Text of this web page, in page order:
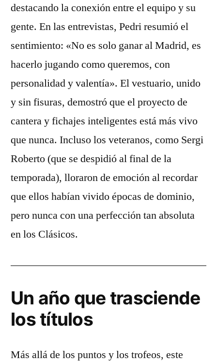
destacando la conexión entre el equipo y su
gente. En las entrevistas, Pedri resumió el
sentimiento: «No es solo ganar al Madrid, es
hacerlo jugando como queremos, con
personalidad y valentía». El vestuario, unido
y sin fisuras, demostró que el proyecto de
cantera y fichajes inteligentes está más vivo
que nunca. Incluso los veteranos, como Sergi
Roberto (que se despidió al final de la
temporada), lloraron de emoción al recordar
que ellos habían vivido épocas de dominio,
pero nunca con una perfección tan absoluta
en los Clásicos.
Un año que trasciende
los títulos
Más allá de los puntos y los trofeos, este